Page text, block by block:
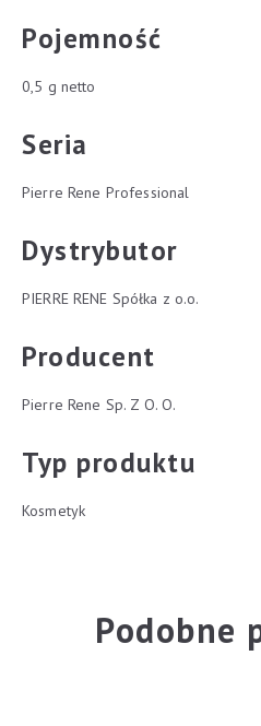
Pojemność
0,5 g netto
Seria
Pierre Rene Professional
Dystrybutor
PIERRE RENE Spółka z o.o.
Producent
Pierre Rene Sp. Z O. O.
Typ produktu
Kosmetyk
Podobne